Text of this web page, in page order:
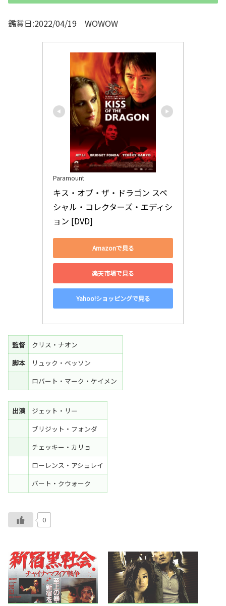
鑑賞日:2022/04/19 WOWOW
Paramount
キス・オブ・ザ・ドラゴン スペ
シャル・コレクターズ・エディシ
ョン [DVD]
Amazonで見る
楽天市場で見る
Yahoo!ショッピングで見る
監督
クリス・ナオン
脚本
リュック・ベッソン
ロバート・マーク・ケイメン
出演
ジェット・リー
ブリジット・フォンダ
チェッキー・カリョ
ローレンス・アシュレイ
バート・クウォーク
0